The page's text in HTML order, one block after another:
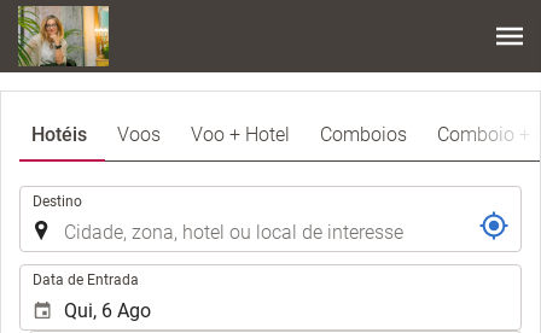
Hotéis Voos Voo + Hotel Comboios Comboio +
Destino
Data de Entrada